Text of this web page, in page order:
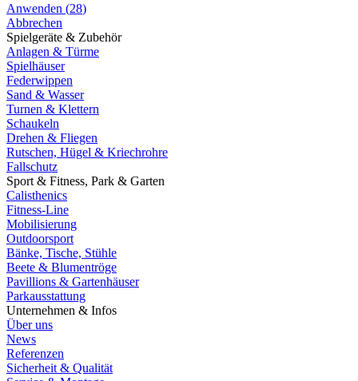
Anwenden (28)
Abbrechen
Spielgeräte & Zubehör
Anlagen & Türme
Spielhäuser
Federwippen
Sand & Wasser
Turnen & Klettern
Schaukeln
Drehen & Fliegen
Rutschen, Hügel & Kriechrohre
Fallschutz
Sport & Fitness, Park & Garten
Calisthenics
Fitness-Line
Mobilisierung
Outdoorsport
Bänke, Tische, Stühle
Beete & Blumentröge
Pavillions & Gartenhäuser
Parkausstattung
Unternehmen & Infos
Über uns
News
Referenzen
Sicherheit & Qualität